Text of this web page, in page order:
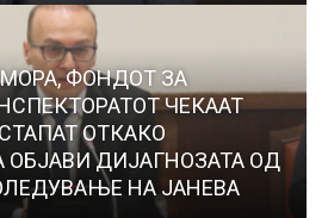
ФОНДОТ ЗА
ЧЕКААТ
ОТКАКО
ДИЈАГНОЗАТА ОД
НА ЈАНЕВА